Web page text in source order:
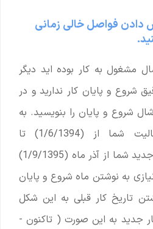
دادن فواصل خالی زمانی
مشغول به کار بوده اید دیگر
شروع و پایان کار ندارید و در
شروع و پایان را بنویسید. به
عنوان مثال تاریخ فعالیت شما از (1/6/1394) تا
(1/6/1395) و شروع کار جدید شما از آذر ماه (1/9/1395)
به نوشتن ماه شروع و پایان
تاریخ کار قبلی به این شکل
تاریخ کار جدید به این صورت ( تاکنون -